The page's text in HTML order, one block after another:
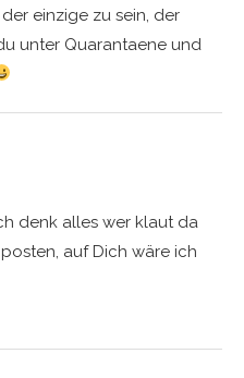
einzige zu sein, der
unter Quarantaene und
denk alles wer klaut da
auf Dich wäre ich